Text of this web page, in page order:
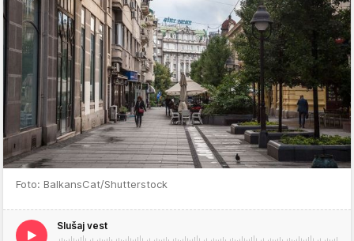
Foto: BalkansCat/Shutterstock
Slušaj vest